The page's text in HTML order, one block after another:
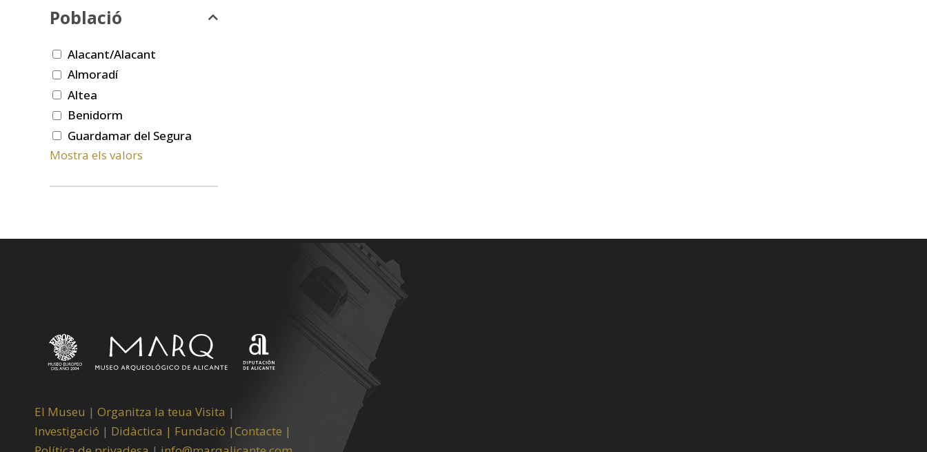
Població
Alacant/Alacant
Almoradí
Altea
Benidorm
Guardamar del Segura
Mostra els valors
El Museu | Organitza la teua Visita |
Investigació | Didàctica | Fundació |Contacte |